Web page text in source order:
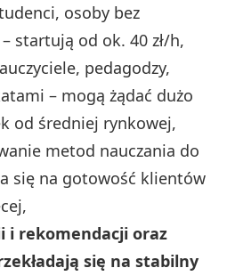
osoby bez
startują od ok. 40 zł/h,
pedagodzy,
– mogą żądać dużo
od średniej rynkowej,
metod nauczania do
się na gotowość klientów
i rekomendacji oraz
się na stabilny